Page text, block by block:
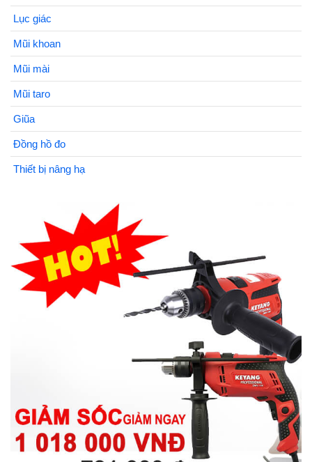
Lục giác
Mũi khoan
Mũi mài
Mũi taro
Giũa
Đồng hồ đo
Thiết bị nâng hạ